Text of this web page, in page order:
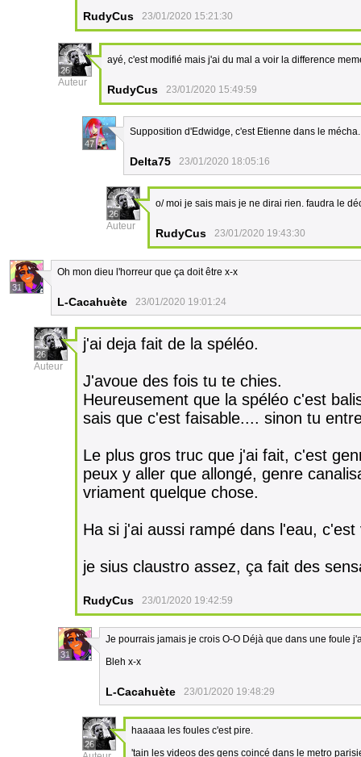
RudyCus 23/01/2020 15:21:30
26
Auteur
ayé, c'est modifié mais j'ai du mal a voir la difference
RudyCus 23/01/2020 15:49:59
47
Supposition d'Edwidge, c'est Etienne dans le
Delta75 23/01/2020 18:05:16
26
Auteur
o/ moi je sais mais je ne dirai rien. faudra le
RudyCus 23/01/2020 19:43:30
31
Oh mon dieu l'horreur que ça doit être x-x
L-Cacahuète 23/01/2020 19:01:24
26
Auteur
j'ai deja fait de la spéléo.
J'avoue des fois tu te chies.
Heureusement que la spéléo c'est
sais que c'est faisable.... sinon tu
Le plus gros truc que j'ai fait, c'est
peux y aller que allongé, genre
vriament quelque chose.
Ha si j'ai aussi rampé dans l'eau,
je sius claustro assez, ça fait des
RudyCus 23/01/2020 19:42:59
31
Je pourrais jamais je crois O-O Déjà que dans une foule
Bleh x-x
L-Cacahuète 23/01/2020 19:48:29
26
haaaaa les foules c'est pire.
'tain les videos des gens coincé dans le metro